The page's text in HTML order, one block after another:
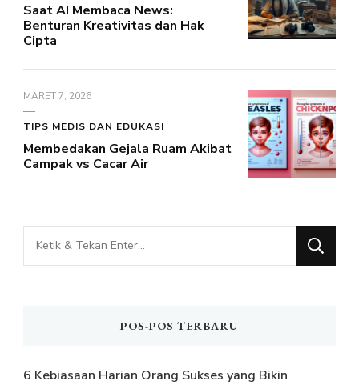
Saat AI Membaca News:
Benturan Kreativitas dan Hak
Cipta
MARET 7, 2026
TIPS MEDIS DAN EDUKASI
Membedakan Gejala Ruam Akibat
Campak vs Cacar Air
Mencari
Sesuatu?
POS-POS TERBARU
6 Kebiasaan Harian Orang Sukses yang Bikin